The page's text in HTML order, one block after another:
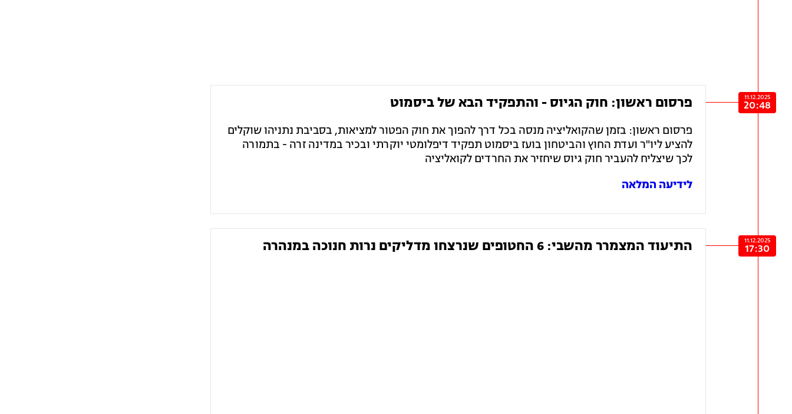
11.12.2025
20:48 פרסום ראשון: חוק הגיוס - והתפקיד הבא של ביסמוט
פרסום ראשון: בזמן שהקואליציה מנסה בכל דרך להפוך את חוק הפטור למציאות, בסביבת נתניהו שוקלים
להציע ליו"ר ועדת החוץ והביטחון בועז ביסמוט תפקיד דיפלומטי יוקרתי ובכיר במדינה זרה - בתמורה
לכך שיצליח להעביר חוק גיוס שיחזיר את החרדים לקואליציה
לידיעה המלאה
11.12.2025
17:30 התיעוד המצמרר מהשבי: 6 החטופים שנרצחו מדליקים נרות חנוכה במנהרה